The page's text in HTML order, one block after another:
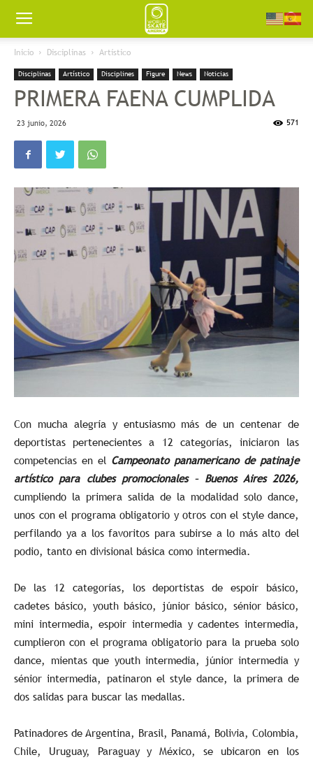
Worldskate
America
Inicio Disciplinas Artístico
Disciplinas Artístico Disciplines Figure News Noticias
PRIMERA FAENA CUMPLIDA
23 junio, 2026 571
Con mucha alegría y entusiasmo más de un centenar de
deportistas pertenecientes a 12 categorías, iniciaron las
competencias en el Campeonato panamericano de patinaje
artístico para clubes promocionales – Buenos Aires 2026,
cumpliendo la primera salida de la modalidad solo dance,
unos con el programa obligatorio y otros con el style dance,
perfilando ya a los favoritos para subirse a lo más alto del
podio, tanto en divisional básica como intermedia.
De las 12 categorías, los deportistas de espoir básico,
cadetes básico, youth básico, júnior básico, sénior básico,
mini intermedia, espoir intermedia y cadentes intermedia,
cumplieron con el programa obligatorio para la prueba solo
dance, mientas que youth intermedia, júnior intermedia y
sénior intermedia, patinaron el style dance, la primera de
dos salidas para buscar las medallas.
Patinadores de Argentina, Brasil, Panamá, Bolivia, Colombia,
Chile, Uruguay, Paraguay y México, se ubicaron en los